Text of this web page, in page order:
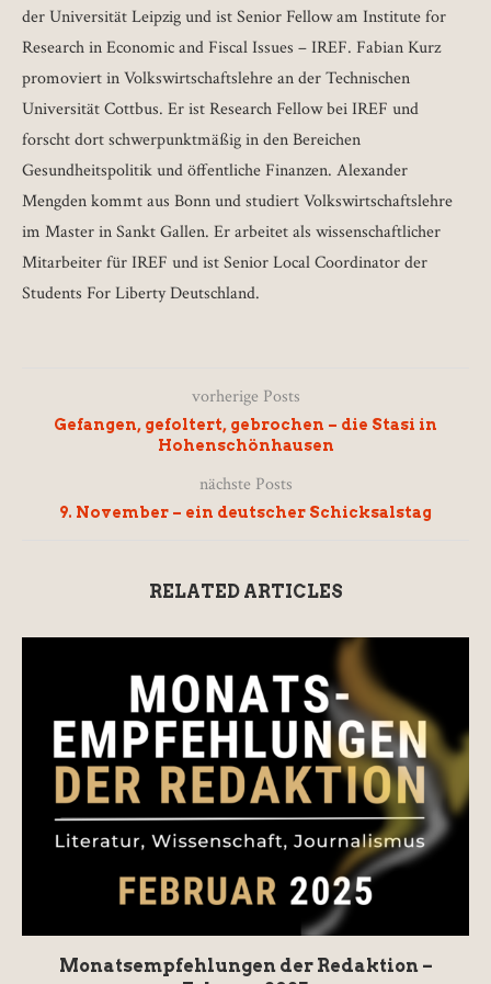
der Universität Leipzig und ist Senior Fellow am Institute for
Research in Economic and Fiscal Issues – IREF. Fabian Kurz
promoviert in Volkswirtschaftslehre an der Technischen
Universität Cottbus. Er ist Research Fellow bei IREF und
forscht dort schwerpunktmäßig in den Bereichen
Gesundheitspolitik und öffentliche Finanzen. Alexander
Mengden kommt aus Bonn und studiert Volkswirtschaftslehre
im Master in Sankt Gallen. Er arbeitet als wissenschaftlicher
Mitarbeiter für IREF und ist Senior Local Coordinator der
Students For Liberty Deutschland.
vorherige Posts
Gefangen, gefoltert, gebrochen – die Stasi in
Hohenschönhausen
nächste Posts
9. November – ein deutscher Schicksalstag
RELATED ARTICLES
Monatsempfehlungen der Redaktion –